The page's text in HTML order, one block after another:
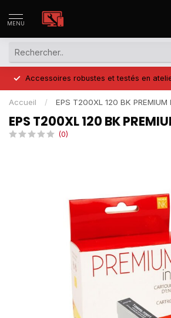
MENU
Accessoires robustes et testés en
Accueil / EPS T200XL 120 BK PREMIUM
EPS T200XL 120 BK
(0)